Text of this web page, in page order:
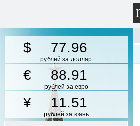
77.96
рублей за доллар
88.91
рублей за евро
11.51
рублей за юань